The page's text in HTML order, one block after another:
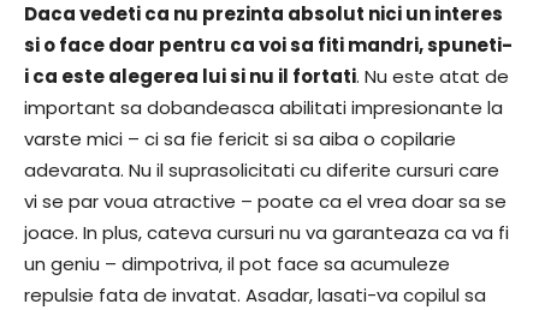
Daca vedeti ca nu prezinta absolut nici un interes
si o face doar pentru ca voi sa fiti mandri, spuneti-
i ca este alegerea lui si nu il fortati. Nu este atat de
important sa dobandeasca abilitati impresionante la
varste mici – ci sa fie fericit si sa aiba o copilarie
adevarata. Nu il suprasolicitati cu diferite cursuri care
vi se par voua atractive – poate ca el vrea doar sa se
joace. In plus, cateva cursuri nu va garanteaza ca va fi
un geniu – dimpotriva, il pot face sa acumuleze
repulsie fata de invatat. Asadar, lasati-va copilul sa